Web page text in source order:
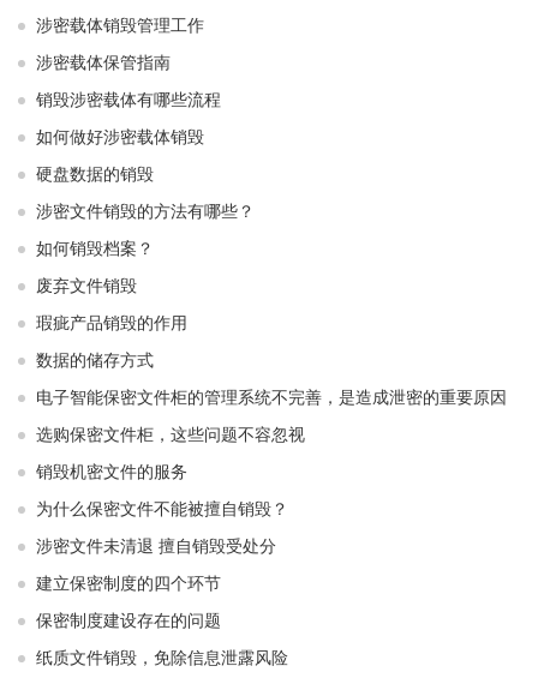
涉密载体销毁管理工作
涉密载体保管指南
销毁涉密载体有哪些流程
如何做好涉密载体销毁
硬盘数据的销毁
涉密文件销毁的方法有哪些？
如何销毁档案？
废弃文件销毁
瑕疵产品销毁的作用
数据的储存方式
电子智能保密文件柜的管理系统不完善，是造成泄密的重要原因
选购保密文件柜，这些问题不容忽视
销毁机密文件的服务
为什么保密文件不能被擅自销毁？
涉密文件未清退 擅自销毁受处分
建立保密制度的四个环节
保密制度建设存在的问题
纸质文件销毁，免除信息泄露风险